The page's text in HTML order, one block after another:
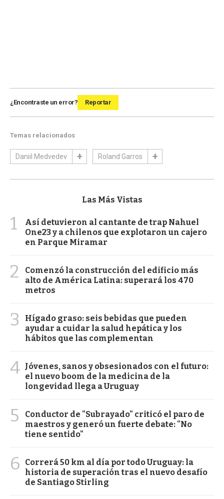
¿Encontraste un error? Reportar
Temas relacionados
Daniil Medvedev Roland Garros
Las Más Vistas
1
Así detuvieron al cantante de trap Nahuel
One23 y a chilenos que explotaron un cajero
en Parque Miramar
2
Comenzó la construcción del edificio más
alto de América Latina: superará los 470
metros
3
Hígado graso: seis bebidas que pueden
ayudar a cuidar la salud hepática y los
hábitos que las complementan
4 Jóvenes, sanos y obsesionados con el futuro:
el nuevo boom de la medicina de la
longevidad llega a Uruguay
5
Conductor de "Subrayado" criticó el paro de
maestros y generó un fuerte debate: "No
tiene sentido"
6
Correrá 50 km al día por todo Uruguay: la
historia de superación tras el nuevo desafío
de Santiago Stirling